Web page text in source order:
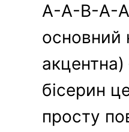
A-A-B-A-
основний
бісерин
просту